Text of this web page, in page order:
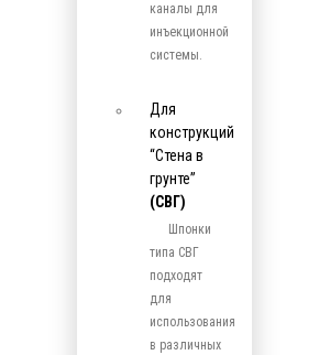
каналы для
инъекционной
системы.
Для
конструкций
“Стена в
грунте”
(СВГ)
Шпонки
типа СВГ
подходят
для
использования
в различных